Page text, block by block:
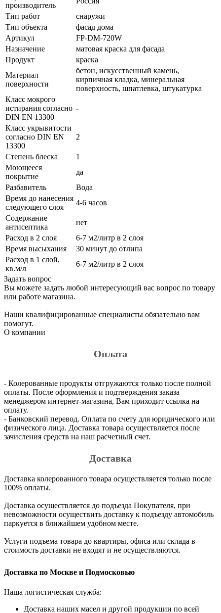
производитель
Тип работ
снаружи
Тип объекта
фасад дома
Артикул
FP-DM-720W
Назначение
матовая краска для фасада
Продукт
краска
Материал
поверхности
бетон, искусственный камень,
кирпичная кладка, минеральная
поверхность, шпатлевка, штукатурка
Класс мокрого
истирания согласно
DIN EN 13300
-
Класс укрывитости
согласно DIN EN
13300
2
Степень блеска
1
Моющееся
покрытие
да
Разбавитель
Вода
Время до нанесения
следующего слоя
4-6 часов
Содержание
антисептика
нет
Расход в 2 слоя
6-7 м2/литр в 2 слоя
Время высыхания
30 минут до отлипа
Расход в 1 слой,
кв.м/л
6-7 м2/литр в 2 слоя
Задать вопрос
Вы можете задать любой интересующий вас вопрос по товару
или работе магазина.
Наши квалифицированные специалисты обязательно вам
помогут.
О компании
Оплата
- Колерованные продукты отгружаются только после полной
оплаты. После оформления и подтверждения заказа
менеджером интернет-магазина, Вам приходит ссылка на
оплату.
- Банковский перевод. Оплата по счету для юридического или
физического лица. Доставка товара осуществляется после
зачисления средств на наш расчетный счет.
Доставка
Доставка колерованного товара осуществляется только после
100% оплаты.
Доставка осуществляется до подъезда Покупателя, при
невозможности осуществить доставку к подъезду автомобиль
паркуется в ближайшем удобном месте.
Услуги подъема товара до квартиры, офиса или склада в
стоимость доставки не входят и не осуществляются.
Доставка по Москве и Подмосковью
Наша логистическая служба:
Доставка наших масел и другой продукции по всей